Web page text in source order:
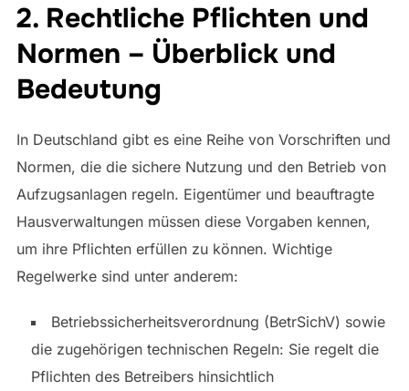
2. Rechtliche Pflichten und
Normen – Überblick und
Bedeutung
In Deutschland gibt es eine Reihe von Vorschriften und
Normen, die die sichere Nutzung und den Betrieb von
Aufzugsanlagen regeln. Eigentümer und beauftragte
Hausverwaltungen müssen diese Vorgaben kennen,
um ihre Pflichten erfüllen zu können. Wichtige
Regelwerke sind unter anderem:
Betriebssicherheitsverordnung (BetrSichV) sowie
die zugehörigen technischen Regeln: Sie regelt die
Pflichten des Betreibers hinsichtlich